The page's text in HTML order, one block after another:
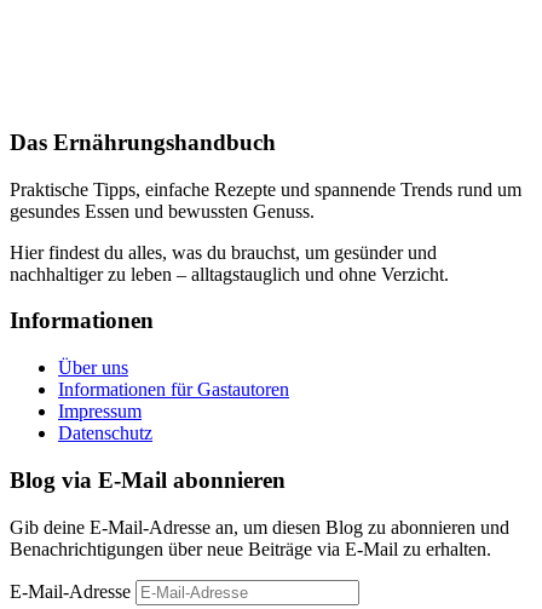
Das Ernährungshandbuch
Praktische Tipps, einfache Rezepte und spannende Trends rund um
gesundes Essen und bewussten Genuss.
Hier findest du alles, was du brauchst, um gesünder und
nachhaltiger zu leben – alltagstauglich und ohne Verzicht.
Informationen
Über uns
Informationen für Gastautoren
Impressum
Datenschutz
Blog via E-Mail abonnieren
Gib deine E-Mail-Adresse an, um diesen Blog zu abonnieren und
Benachrichtigungen über neue Beiträge via E-Mail zu erhalten.
E-Mail-Adresse